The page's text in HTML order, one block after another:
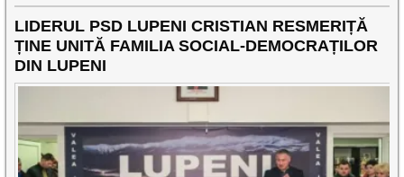
LIDERUL PSD LUPENI CRISTIAN RESMERIȚĂ
ȚINE UNITĂ FAMILIA SOCIAL-DEMOCRAȚILOR
DIN LUPENI